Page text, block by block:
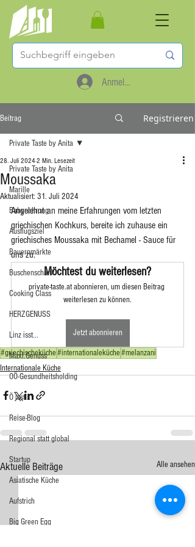
Anmelden
Beitrag Registrieren
Private Taste by Anita
Marille
Babynahrung
Ausflugsziel
Bauernmärkte
Buschenschank
Cooking Class
HERZGENUSS
Linz isst...
Maxi.Genuss
OÖ-Gesundheitsholding
Ö isst...
Reise-Blog
Regional statt global
Startup
Asiatische Küche
Aufstrich
Big Green Egg
Private Taste by Anita
Moussaka
28. Juli 2024 2 Min. Lesezeit
Aktualisiert: 31. Juli 2024
Angelehnt an meine Erfahrungen vom letzten
griechischen Kochkurs, bereite ich zuhause ein
griechisches Moussaka mit Bechamel - Sauce für
uns zu.
Möchtest du weiterlesen?
private-taste.at abonnieren, um diesen Beitrag
weiterlesen zu können.
Jetzt abonnieren
#griechischeküche#internationaleküche#melanzani
Internationale Küche
Aktuelle Beiträge Alle ansehen